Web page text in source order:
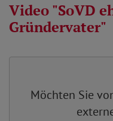
Video "SoVD
Gründervater"
Möchten Sie